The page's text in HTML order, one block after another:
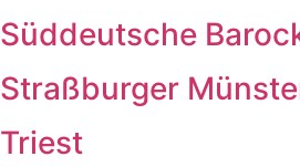
Süddeutsche
Straßburger
Triest